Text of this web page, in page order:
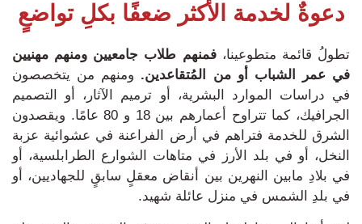
دعوةٌ لخدمة الأكثر ضعفًا بكلِ تواضعٍ
تطولُ قائمة متطوعينا،فمنهم طلاب جامعيين ومنهم مهنيين
في عمر الشباب أو من المُتقاعدين. ومنهم من يتخصصون
في دراسات الموارد البشرية، أو ترميم الآثار، أو التصميم
الجرافيك، كماتتراوح أعمارهم بين 18 و 80 عامًا.
ويقصدون
الشرق للخدمة فتراهم في أرض الفراعنة في عشوائية عزبة
النخل، أو في بلد الأرز في متاهات الشوارع الطرابلسية، أو
في بلادِ مابين النهرين بين أنقاض معقلٍ سابقٍ للجهاديين، أو
في بلدِ الشمس في منزل عائلة شهيد.